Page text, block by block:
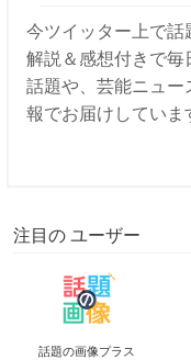
今ツイッター上で話
解説＆感想付きで
話題や、芸能ニュ
報でお届けしていま
注目の ユーザー
話題の画像プラス